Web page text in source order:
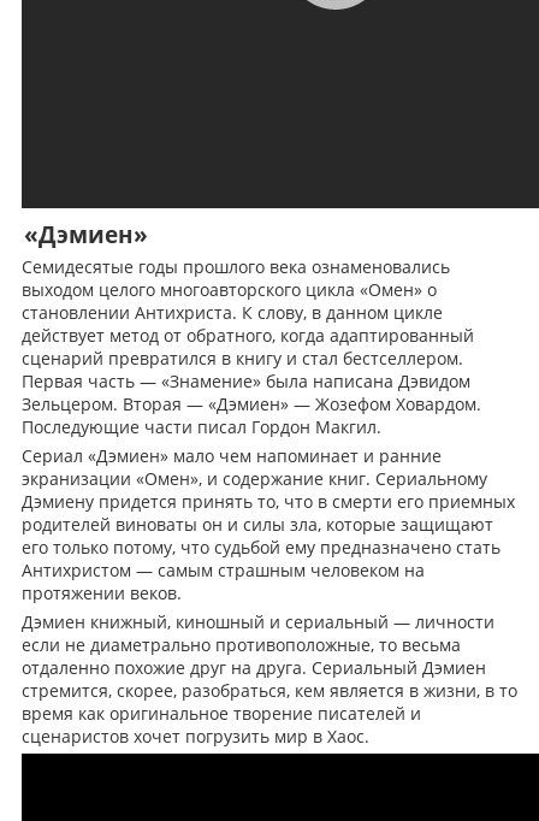
«Дэмиен»
Семидесятые годы прошлого века ознаменовались
выходом целого многоавторского цикла «Омен» о
становлении Антихриста. К слову, в данном цикле
действует метод от обратного, когда адаптированный
сценарий превратился в книгу и стал бестселлером.
Первая часть — «Знамение» была написана Дэвидом
Зельцером. Вторая — «Дэмиен» — Жозефом Ховардом.
Последующие части писал Гордон Макгил.
Сериал «Дэмиен» мало чем напоминает и ранние
экранизации «Омен», и содержание книг. Сериальному
Дэмиену придется принять то, что в смерти его приемных
родителей виноваты он и силы зла, которые защищают
его только потому, что судьбой ему предназначено стать
Антихристом — самым страшным человеком на
протяжении веков.
Дэмиен книжный, киношный и сериальный — личности
если не диаметрально противоположные, то весьма
отдаленно похожие друг на друга. Сериальный Дэмиен
стремится, скорее, разобраться, кем является в жизни, в то
время как оригинальное творение писателей и
сценаристов хочет погрузить мир в Хаос.